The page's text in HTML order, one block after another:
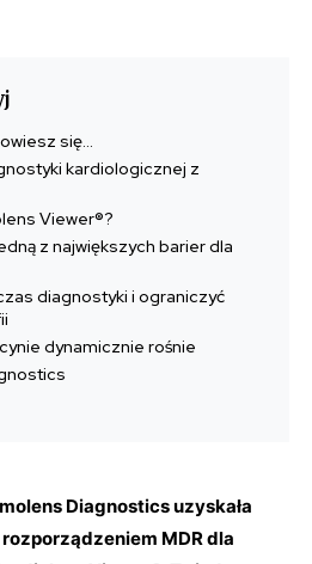
się…
kardiologicznej z
Viewer®?
z największych barier dla
diagnostyki i ograniczyć
dynamicznie rośnie
Diagnostics uzyskała
MDR dla